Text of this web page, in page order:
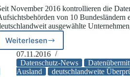
der
DSGVO
November 2016 kontrollieren die
von 10 Bundesländern
ausgewählte
WeiterlesenÜberprüfung
durch
die
Datenschutz-
07.11.2016
Datenschutz-News
Ausland
deutschlandweite